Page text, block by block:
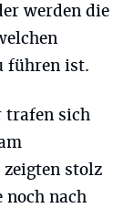
werden die
führen ist.
trafen sich
stolz
noch nach